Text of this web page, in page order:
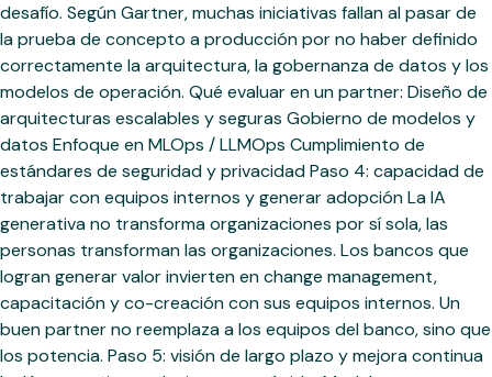
desafío. Según Gartner, muchas iniciativas fallan al pasar de
la prueba de concepto a producción por no haber definido
correctamente la arquitectura, la gobernanza de datos y los
modelos de operación. Qué evaluar en un partner: Diseño de
arquitecturas escalables y seguras Gobierno de modelos y
datos Enfoque en MLOps / LLMOps Cumplimiento de
estándares de seguridad y privacidad Paso 4: capacidad de
trabajar con equipos internos y generar adopción La IA
generativa no transforma organizaciones por sí sola, las
personas transforman las organizaciones. Los bancos que
logran generar valor invierten en change management,
capacitación y co-creación con sus equipos internos. Un
buen partner no reemplaza a los equipos del banco, sino que
los potencia. Paso 5: visión de largo plazo y mejora continua